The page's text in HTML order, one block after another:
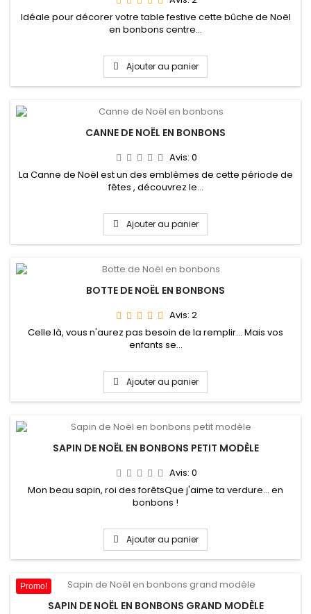
Idéale pour décorer votre table festive cette bûche de Noël
en bonbons centre...
Ajouter au panier
CANNE DE NOËL EN BONBONS
Avis: 0
La Canne de Noël est un des emblèmes de cette période de
fêtes , découvrez le...
Ajouter au panier
BOTTE DE NOËL EN BONBONS
Avis: 2
Celle là, vous n'aurez pas besoin de la remplir... Mais vos
enfants se...
Ajouter au panier
SAPIN DE NOËL EN BONBONS PETIT MODÈLE
Avis: 0
Mon beau sapin, roi des forêtsQue j'aime ta verdure... en
bonbons !
Ajouter au panier
Promo!
SAPIN DE NOËL EN BONBONS GRAND MODÈLE